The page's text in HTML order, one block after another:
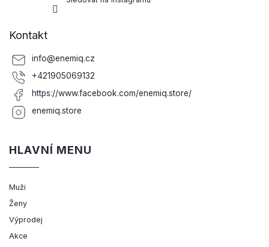
Kontakt
info@enemiq.cz
+421905069132
https://www.facebook.com/enemiq.store/
enemiq.store
HLAVNÍ MENU
Muži
Ženy
Výprodej
Akce